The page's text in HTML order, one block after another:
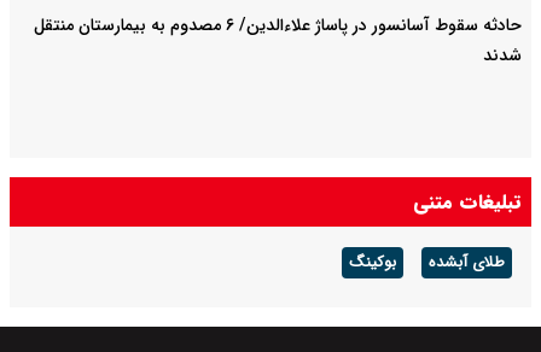
حادثه سقوط آسانسور در پاساژ علاءالدین/ ۶ مصدوم به بیمارستان منتقل
شدند
تبلیغات متنی
طلای آبشده بوکینگ